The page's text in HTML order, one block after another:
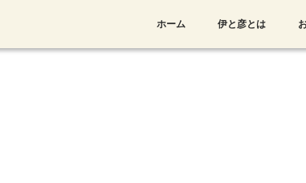
ホーム 伊と彦とは